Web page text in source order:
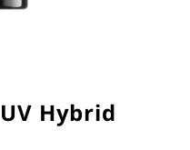
Hybrid